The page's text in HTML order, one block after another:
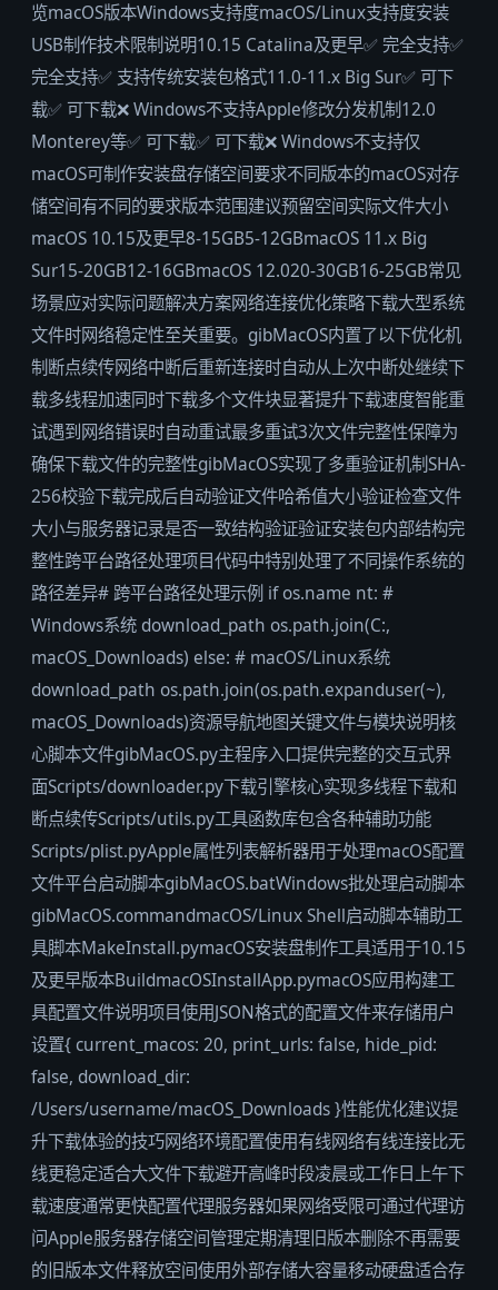
览macOS版本Windows支持度macOS/Linux支持度安装
USB制作技术限制说明10.15 Catalina及更早✅ 完全支持✅
完全支持✅ 支持传统安装包格式11.0-11.x Big Sur✅ 可下
载✅ 可下载❌ Windows不支持Apple修改分发机制12.0
Monterey等✅ 可下载✅ 可下载❌ Windows不支持仅
macOS可制作安装盘存储空间要求不同版本的macOS对存
储空间有不同的要求版本范围建议预留空间实际文件大小
macOS 10.15及更早8-15GB5-12GBmacOS 11.x Big
Sur15-20GB12-16GBmacOS 12.020-30GB16-25GB常见
场景应对实际问题解决方案网络连接优化策略下载大型系统
文件时网络稳定性至关重要。gibMacOS内置了以下优化机
制断点续传网络中断后重新连接时自动从上次中断处继续下
载多线程加速同时下载多个文件块显著提升下载速度智能重
试遇到网络错误时自动重试最多重试3次文件完整性保障为
确保下载文件的完整性gibMacOS实现了多重验证机制SHA-
256校验下载完成后自动验证文件哈希值大小验证检查文件
大小与服务器记录是否一致结构验证验证安装包内部结构完
整性跨平台路径处理项目代码中特别处理了不同操作系统的
路径差异# 跨平台路径处理示例 if os.name nt: #
Windows系统 download_path os.path.join(C:,
macOS_Downloads) else: # macOS/Linux系统
download_path os.path.join(os.path.expanduser(~),
macOS_Downloads)资源导航地图关键文件与模块说明核
心脚本文件gibMacOS.py主程序入口提供完整的交互式界
面Scripts/downloader.py下载引擎核心实现多线程下载和
断点续传Scripts/utils.py工具函数库包含各种辅助功能
Scripts/plist.pyApple属性列表解析器用于处理macOS配置
文件平台启动脚本gibMacOS.batWindows批处理启动脚本
gibMacOS.commandmacOS/Linux Shell启动脚本辅助工
具脚本MakeInstall.pymacOS安装盘制作工具适用于10.15
及更早版本BuildmacOSInstallApp.pymacOS应用构建工
具配置文件说明项目使用JSON格式的配置文件来存储用户
设置{ current_macos: 20, print_urls: false, hide_pid:
false, download_dir:
/Users/username/macOS_Downloads }性能优化建议提
升下载体验的技巧网络环境配置使用有线网络有线连接比无
线更稳定适合大文件下载避开高峰时段凌晨或工作日上午下
载速度通常更快配置代理服务器如果网络受限可通过代理访
问Apple服务器存储空间管理定期清理旧版本删除不再需要
的旧版本文件释放空间使用外部存储大容量移动硬盘适合存